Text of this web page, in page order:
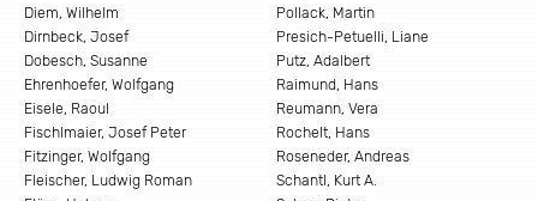
Diem, Wilhelm
Dirnbeck, Josef
Dobesch, Susanne
Ehrenhoefer, Wolfgang
Eisele, Raoul
Fischlmaier, Josef Peter
Fitzinger, Wolfgang
Fleischer, Ludwig Roman
Pollack, Martin
Presich-Petuelli, Liane
Putz, Adalbert
Raimund, Hans
Reumann, Vera
Rochelt, Hans
Roseneder, Andreas
Schantl, Kurt A.